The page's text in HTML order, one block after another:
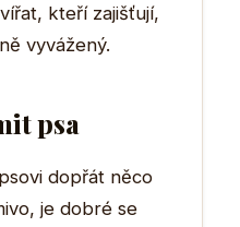
kteří zajišťují,
vyvážený.
psa
dopřát něco
je dobré se